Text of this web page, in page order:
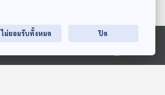
สาธารณะแห่งประเทศไทย
ง
ต้นทุนที่ "ไทย" ต้องเสีย
จากความขัดแย้งกับ
ไม่ยอมรับทั้งหมด ปิด